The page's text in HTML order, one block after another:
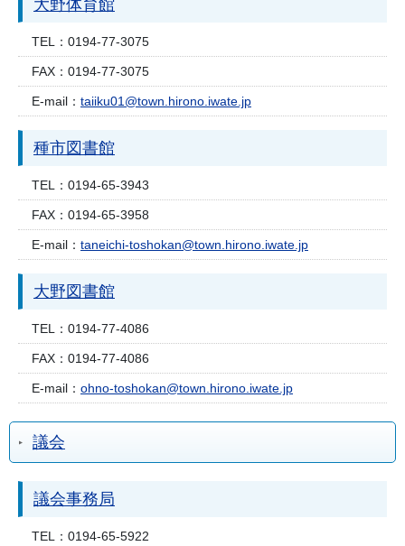
大野体育館
TEL： 0194-77-3075
FAX： 0194-77-3075
E-mail： taiiku01@town.hirono.iwate.jp
種市図書館
TEL： 0194-65-3943
FAX： 0194-65-3958
E-mail： taneichi-toshokan@town.hirono.iwate.jp
大野図書館
TEL： 0194-77-4086
FAX： 0194-77-4086
E-mail： ohno-toshokan@town.hirono.iwate.jp
議会
議会事務局
TEL： 0194-65-5922